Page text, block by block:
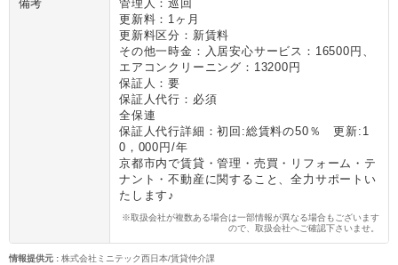
備考
管理人：巡回
更新料：1ヶ月
更新料区分：新賃料
その他一時金：入居安心サービス：16500円、
エアコンクリーニング：13200円
保証人：要
保証人代行：必須
全保連
保証人代行詳細：初回:総賃料の50％ 更新:1
0，000円/年
京都市内で賃貸・管理・売買・リフォーム・テ
ナント・不動産に関すること、全力サポートい
たします♪
※取扱会社が複数ある場合は一部情報が異なる場合もございます
ので、取扱会社へご確認下さいませ。
情報提供元 : 株式会社ミニテック西日本/賃貸仲介課